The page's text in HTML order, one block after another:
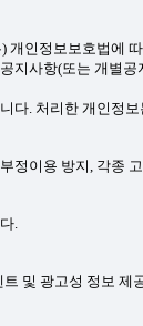
개인정보보호법에
지사항(또는 개별
다. 처리한 개인정
정이용 방지, 각종
.
및 광고성 정보